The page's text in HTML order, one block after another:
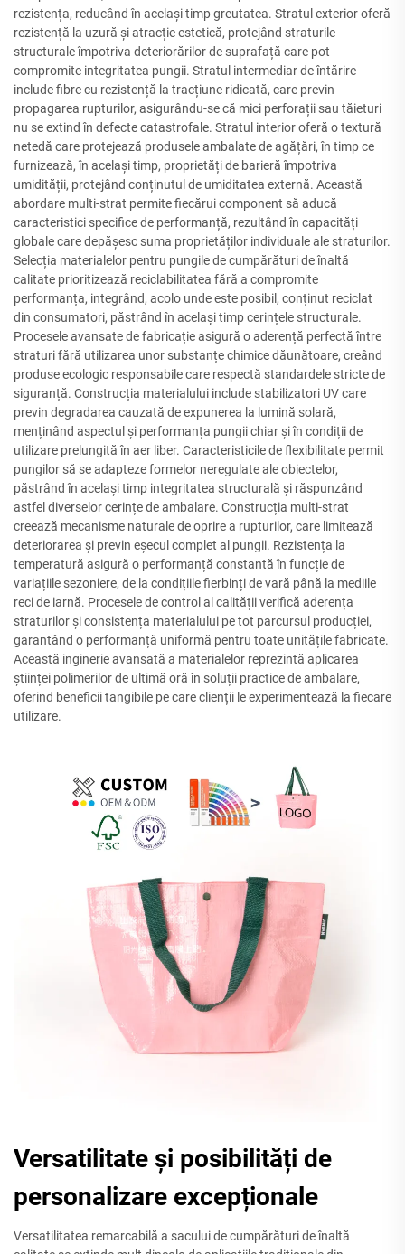
rezistența, reducând în același timp greutatea. Stratul exterior oferă
rezistență la uzură și atracție estetică, protejând straturile
structurale împotriva deteriorărilor de suprafață care pot
compromite integritatea pungii. Stratul intermediar de întărire
include fibre cu rezistență la tracțiune ridicată, care previn
propagarea rupturilor, asigurându-se că mici perforații sau tăieturi
nu se extind în defecte catastrofale. Stratul interior oferă o textură
netedă care protejează produsele ambalate de agățări, în timp ce
furnizează, în același timp, proprietăți de barieră împotriva
umidității, protejând conținutul de umiditatea externă. Această
abordare multi-strat permite fiecărui component să aducă
caracteristici specifice de performanță, rezultând în capacități
globale care depășesc suma proprietăților individuale ale straturilor.
Selecția materialelor pentru pungile de cumpărături de înaltă
calitate prioritizează reciclabilitatea fără a compromite
performanța, integrând, acolo unde este posibil, conținut reciclat
din consumatori, păstrând în același timp cerințele structurale.
Procesele avansate de fabricație asigură o aderență perfectă între
straturi fără utilizarea unor substanțe chimice dăunătoare, creând
produse ecologic responsabile care respectă standardele stricte de
siguranță. Construcția materialului include stabilizatori UV care
previn degradarea cauzată de expunerea la lumină solară,
menținând aspectul și performanța pungii chiar și în condiții de
utilizare prelungită în aer liber. Caracteristicile de flexibilitate permit
pungilor să se adapteze formelor neregulate ale obiectelor,
păstrând în același timp integritatea structurală și răspunzând
astfel diverselor cerințe de ambalare. Construcția multi-strat
creează mecanisme naturale de oprire a rupturilor, care limitează
deteriorarea și previn eșecul complet al pungii. Rezistența la
temperatură asigură o performanță constantă în funcție de
variațiile sezoniere, de la condițiile fierbinți de vară până la mediile
reci de iarnă. Procesele de control al calității verifică aderența
straturilor și consistența materialului pe tot parcursul producției,
garantând o performanță uniformă pentru toate unitățile fabricate.
Această inginerie avansată a materialelor reprezintă aplicarea
științei polimerilor de ultimă oră în soluții practice de ambalare,
oferind beneficii tangibile pe care clienții le experimentează la fiecare
utilizare.
Versatilitate și posibilități de
personalizare excepționale
Versatilitatea remarcabilă a sacului de cumpărături de înaltă